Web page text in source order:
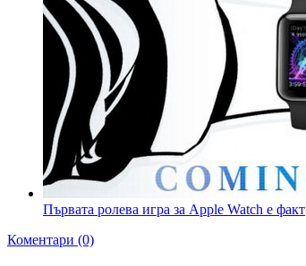
Първата ролева игра за Apple Watch е факт
Коментари (0)